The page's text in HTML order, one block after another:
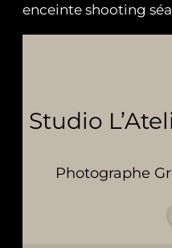
enceinte shooting
Studio
Photographe